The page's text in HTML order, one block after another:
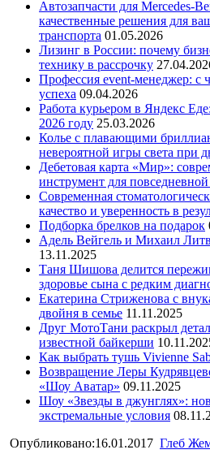
Автозапчасти для Mercedes-
качественные решения для
транспорта 01.05.2026
Лизинг в России: почему
технику в рассрочку
Профессия event-менеджер: с
успеха 09.04.2026
Работа курьером в Яндекс
2026 году 25.03.2026
Колье с плавающими
невероятной игры света при
Дебетовая карта «Мир»:
инструмент для
Современная
качество и уверенность в
Подборка брелков на подарок
Адель Вейгель и Михаил
13.11.2025
Таня Шишова делится
здоровье сына с редким
Екатерина Стриженова с
двойня в семье 11.11.2025
Друг МотоТани раскрыл
известной байкерши
Как выбрать тушь Vivienne
Возвращение Леры
«Шоу Аватар» 09.11.2025
Шоу «Звезды в джунглях»:
экстремальные условия
Опубликовано:16.01.2017 Глеб